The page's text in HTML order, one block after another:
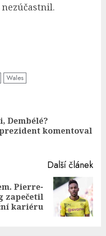
Wales
Dembélé?
komentoval
Další článek
Pierre-
zapečetil
kariéru